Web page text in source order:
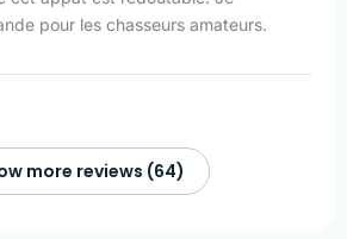
pour les chasseurs amateurs.
more reviews (64)